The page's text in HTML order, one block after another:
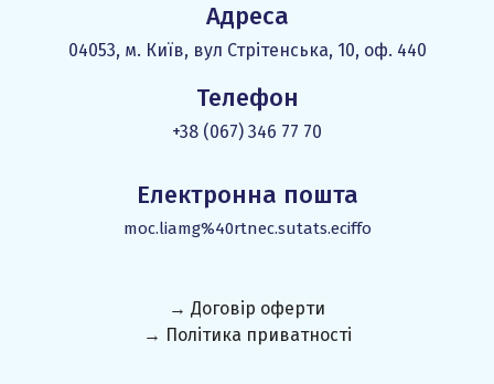
Адреса
04053, м. Київ, вул Стрітенська, 10, оф. 440
Телефон
+38 (067) 346 77 70
Електронна пошта
moc.liamg%40rtnec.sutats.eciffo
→ Договір оферти
→ Політика приватності